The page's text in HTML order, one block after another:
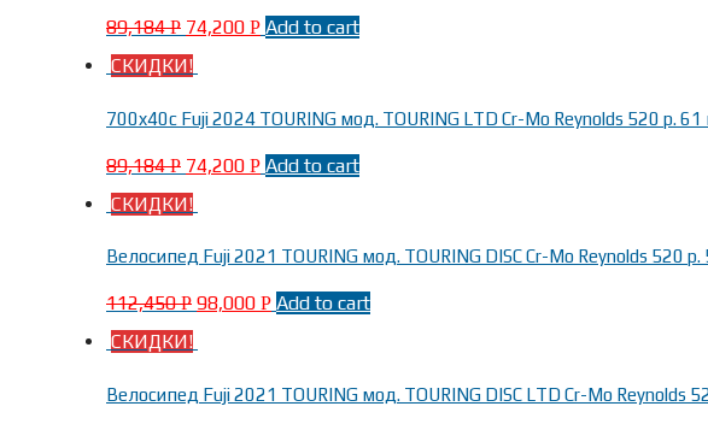
89,184Р 74,200 Р Add to cart
СКИДКИ!
700x40c Fuji 2024 TOURING мод. TOURING LTD Cr-Mo Reynolds 520 р.
89,184Р 74,200 Р Add to cart
СКИДКИ!
Велосипед Fuji 2021 TOURING мод. TOURING DISC Cr-Mo Reynolds 520
112,450Р 98,000 Р Add to cart
СКИДКИ!
Велосипед Fuji 2021 TOURING мод. TOURING DISC LTD Cr-Mo Reynolds